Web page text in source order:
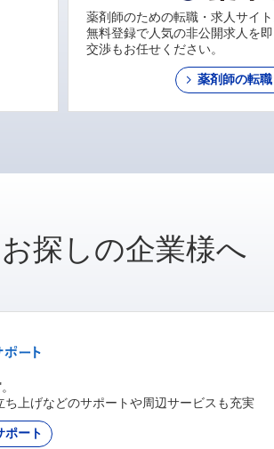
薬剤師のための転職・求人サイ
無料登録で人気の非公開求人を
交渉もお任せください。
薬剤師の転
探しの企業様へ
上げなどのサポートや周辺サービスも充実
ポート